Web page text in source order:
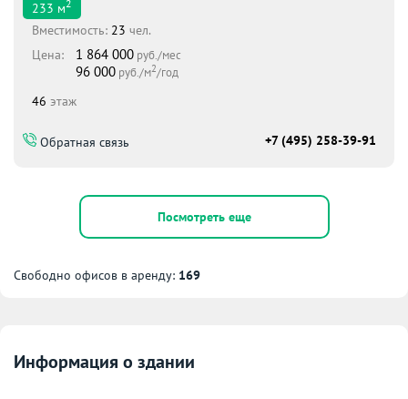
233 м2
Вместимоcть: 23 чел.
Цена:
1 864 000 руб./мес
96 000 руб./м2/год
46 этаж
Обратная связь +7 (495) 258-39-91
Посмотреть еще
Свободно офисов в аренду: 169
Информация о здании